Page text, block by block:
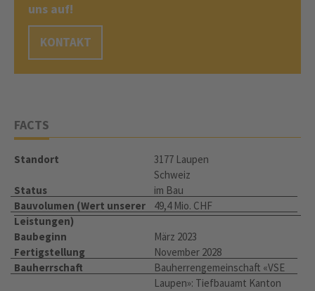
uns auf!
KONTAKT
FACTS
Standort
3177 Laupen
Schweiz
Status
im Bau
Bauvolumen (Wert unserer
Leistungen)
49,4 Mio. CHF
Baubeginn
März 2023
Fertigstellung
November 2028
Bauherrschaft
Bauherrengemeinschaft «VSE
Laupen»: Tiefbauamt Kanton